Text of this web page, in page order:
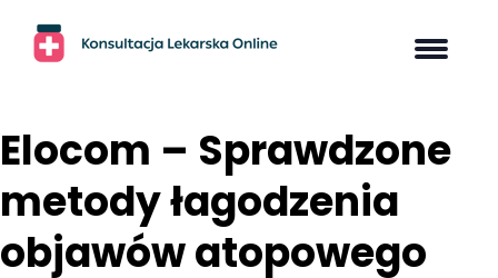
content
Elocom – Sprawdzone
metody łagodzenia
objawów atopowego